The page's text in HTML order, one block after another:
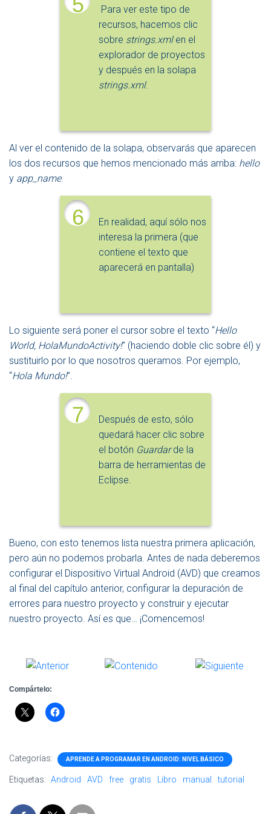
Para ver este tipo de
recursos, hacemos clic
sobre strings.xmlen el
explorador de proyectos
y después en la solapa
strings.xml.
Al ver el contenido de la solapa, observarás que aparecen
los dos recursos que hemos mencionado más arriba: hello
y app_name.
6
En realidad, aquí sólo nos
interesa la primera (que
contiene el texto que
aparecerá en pantalla)
Lo siguiente será poner el cursor sobre el texto “Hello
World, HolaMundoActivity!” (haciendo doble clic sobre él) y
sustituirlo por lo que nosotros queramos. Por ejemplo,
“Hola Mundo!”.
7
Después de esto, sólo
quedará hacer clic sobre
el botón Guardarde la
barra de herramientas de
Eclipse.
Bueno, con esto tenemos lista nuestra primera aplicación,
pero aún no podemos probarla. Antes de nada deberemos
configurar el Dispositivo Virtual Android (AVD) que creamos
al final del capítulo anterior, configurar la depuración de
errores para nuestro proyecto y construir y ejecutar
nuestro proyecto. Así es que… ¡Comencemos!
Compártelo:
Categorías: APRENDE A PROGRAMAR EN ANDROID: NIVEL BÁSICO
Etiquetas: Android AVD free gratis Libro manual tutorial